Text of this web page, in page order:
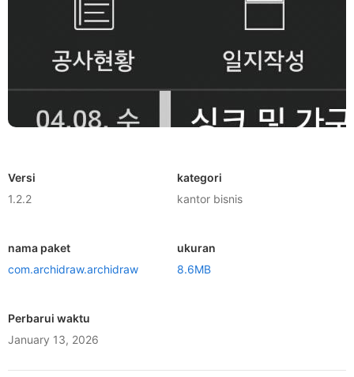
Versi
1.2.2
kategori
kantor bisnis
nama paket
com.archidraw.archidraw
ukuran
8.6MB
Perbarui waktu
January 13, 2026